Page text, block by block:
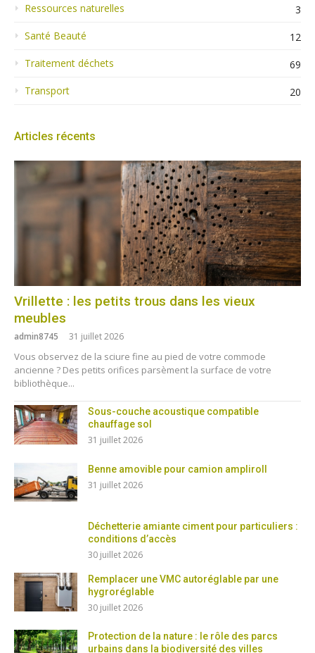
Ressources naturelles
3
Santé Beauté
12
Traitement déchets
69
Transport
20
Articles récents
Vrillette : les petits trous dans les vieux
meubles
admin8745 31 juillet 2026
Vous observez de la sciure fine au pied de votre commode
ancienne ? Des petits orifices parsèment la surface de votre
bibliothèque...
Sous-couche acoustique compatible
chauffage sol
31 juillet 2026
Benne amovible pour camion ampliroll
31 juillet 2026
Déchetterie amiante ciment pour particuliers :
conditions d’accès
30 juillet 2026
Remplacer une VMC autoréglable par une
hygroréglable
30 juillet 2026
Protection de la nature : le rôle des parcs
urbains dans la biodiversité des villes